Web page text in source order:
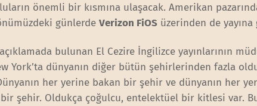
önemli bir kısmına ulaşacak. Amerikan
günlerdeVerizon FiOS üzerinden de
açıklamada bulunan El Cezire İngilizce yayınlarının
York’ta dünyanın diğer bütün şehirlerinden fazla
her yerine bakan bir şehir ve dünyanın her
şehir. Oldukça çoğulcu, entelektüel bir kitlesi var.